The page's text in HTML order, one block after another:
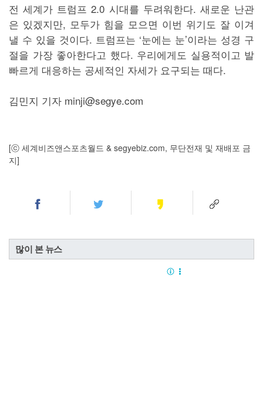
전 세계가 트럼프 2.0 시대를 두려워한다. 새로운 난관
은 있겠지만, 모두가 힘을 모으면 이번 위기도 잘 이겨
낼 수 있을 것이다. 트럼프는 ‘눈에는 눈’이라는 성경 구
절을 가장 좋아한다고 했다. 우리에게도 실용적이고 발
빠르게 대응하는 공세적인 자세가 요구되는 때다.
김민지 기자 minji@segye.com
[ⓒ 세계비즈앤스포츠월드 & segyebiz.com, 무단전재 및 재배포 금
지]
많이 본 뉴스